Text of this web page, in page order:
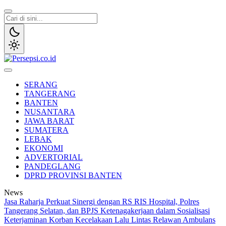
Lewati
ke
konten
SERANG
TANGERANG
BANTEN
NUSANTARA
JAWA BARAT
SUMATERA
LEBAK
EKONOMI
ADVERTORIAL
PANDEGLANG
DPRD PROVINSI BANTEN
News
Jasa Raharja Perkuat Sinergi dengan RS RIS Hospital, Polres
Tangerang Selatan, dan BPJS Ketenagakerjaan dalam Sosialisasi
Keterjaminan Korban Kecelakaan Lalu Lintas Relawan Ambulans